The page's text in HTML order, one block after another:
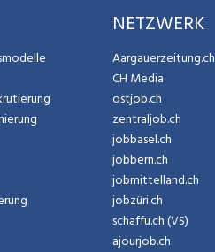
NETZWERK
Aargauerzeitung.ch
CH Media
ostjob.ch
zentraljob.ch
jobbasel.ch
jobbern.ch
jobmittelland.ch
jobzüri.ch
schaffu.ch (VS)
ajourjob.ch